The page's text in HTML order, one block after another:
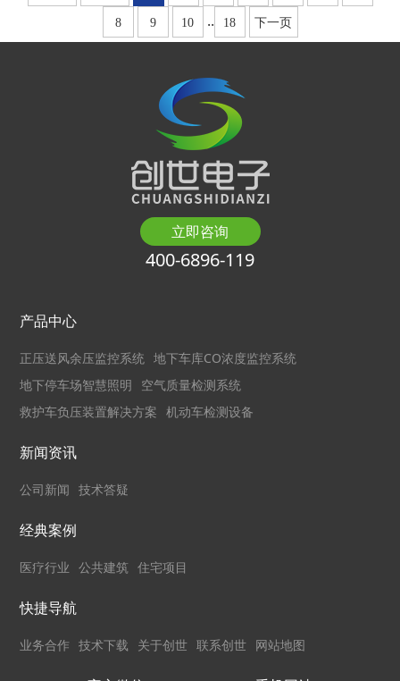
8 9 10 .. 18 下一页
立即咨询
400-6896-119
产品中心
正压送风余压监控系统 地下车库CO浓度监控系统
地下停车场智慧照明
空气质量检测系统
救护车负压装置解决方案
机动车检测设备
新闻资讯
公司新闻 技术答疑
经典案例
医疗行业 公共建筑 住宅项目
快捷导航
业务合作 技术下载 关于创世 联系创世 网站地图